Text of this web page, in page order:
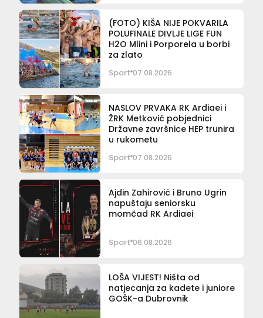
(FOTO) KIŠA NIJE POKVARILA
POLUFINALE DIVLJE LIGE FUN
H2O Mlini i Porporela u borbi
za zlato
Sport 07.08.2026
NASLOV PRVAKA RK Ardiaei i
ŽRK Metković pobjednici
Državne završnice HEP trunira
u rukometu
Sport 07.08.2026
Ajdin Zahirović i Bruno Ugrin
napuštaju seniorsku
momčad RK Ardiaei
Sport 06.08.2026
LOŠA VIJEST! Ništa od
natjecanja za kadete i juniore
GOŠK-a Dubrovnik